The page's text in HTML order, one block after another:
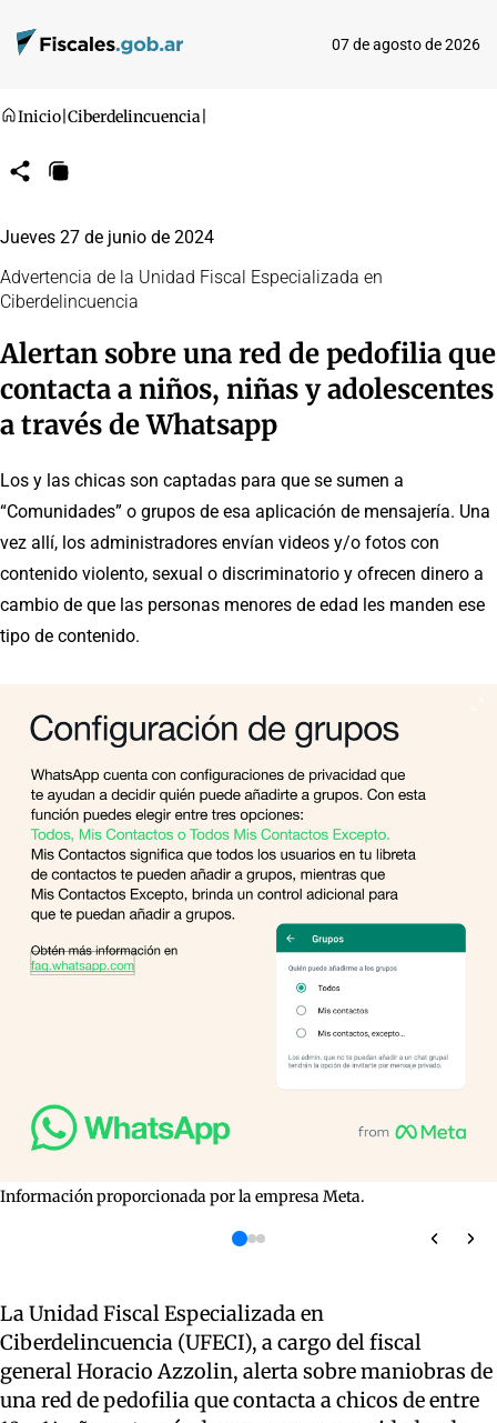
07 de agosto de 2026
Inicio Ciberdelincuencia
CompartirCopiar
Jueves 27 de junio de 2024
Advertencia de la Unidad Fiscal Especializada en
Ciberdelincuencia
Alertan sobre una red de pedofilia que
contacta a niños, niñas y adolescentes
a través de Whatsapp
Los y las chicas son captadas para que se sumen a
“Comunidades” o grupos de esa aplicación de mensajería. Una
vez allí, los administradores envían videos y/o fotos con
contenido violento, sexual o discriminatorio y ofrecen dinero a
cambio de que las personas menores de edad les manden ese
tipo de contenido.
Información proporcionada por la empresa Meta.
La Unidad Fiscal Especializada en
Ciberdelincuencia (UFECI), a cargo del fiscal
general Horacio Azzolin, alerta sobre maniobras de
una red de pedofilia que contacta a chicos de entre